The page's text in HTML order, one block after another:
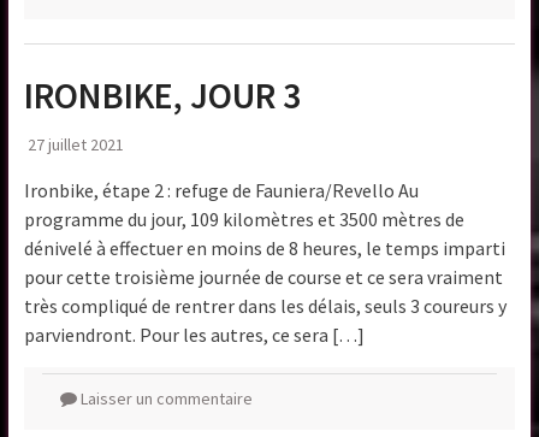
IRONBIKE, JOUR 3
27 juillet 2021
Ironbike, étape 2 : refuge de Fauniera/Revello Au
programme du jour, 109 kilomètres et 3500 mètres de
dénivelé à effectuer en moins de 8 heures, le temps imparti
pour cette troisième journée de course et ce sera vraiment
très compliqué de rentrer dans les délais, seuls 3 coureurs y
parviendront. Pour les autres, ce sera […]
Laisser un commentaire